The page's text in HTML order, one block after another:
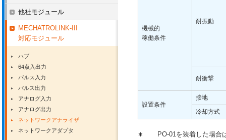
機械的
稼働条件
耐振動
耐衝撃
設置条件
接地
冷却方式
∗ PO-01を装着した場
他社モジュール
MECHATROLINK-III
対応モジュール
ハブ
64点入出力
パルス入力
パルス出力
アナログ入力
アナログ出力
ネットワークアナライザ
ネットワークアダプタ